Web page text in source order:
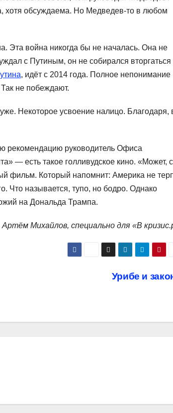
хотя обсуждаема. Но Медведев-то в любом
Эта война никогда бы не началась. Она не
с Путиным, он не собирался вторгаться
, идёт с 2014 года. Полное непонимание
не побеждают.
Некоторое усвоение налицо. Благодаря,
рекомендацию руководитель Офиса
— есть такое голливудское кино. «Может,
фильм. Который напомнит: Америка не
Что называется, тупо, но бодро. Однако
на Дональда Трампа.
Артём Михайлов, специально для «В
Урибе и